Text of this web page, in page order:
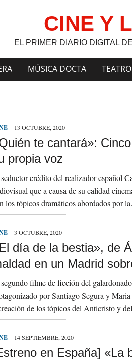
CINE Y
EL PRIMER DIARIO DIGITAL
MÚSICA DOCTA TEATRO
13 OCTUBRE, 2020
te cantará»:
propia voz
crédito del realizador español
que a causa de su calidad
los tópicos dramáticos abordados por
3 OCTUBRE, 2020
día de la bestia», de
en un Madrid
filme de ficción del
por Santiago Segura y
de los tópicos del Anticristo y
14 SEPTIEMBRE, 2020
en España] «La